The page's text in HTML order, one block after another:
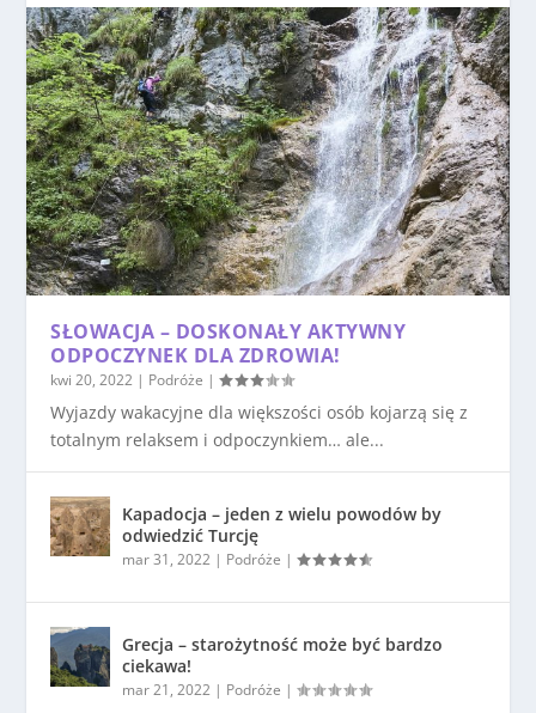
SŁOWACJA – DOSKONAŁY AKTYWNY
ODPOCZYNEK DLA ZDROWIA!
kwi 20, 2022 | Podróże |
Wyjazdy wakacyjne dla większości osób kojarzą się z
totalnym relaksem i odpoczynkiem… ale...
Kapadocja – jeden z wielu powodów by
odwiedzić Turcję
mar 31, 2022 | Podróże |
Grecja – starożytność może być bardzo
ciekawa!
mar 21, 2022 | Podróże |